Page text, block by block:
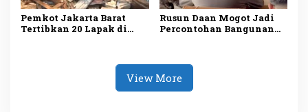
Pemkot Jakarta Barat
Tertibkan 20 Lapak di
Jadi Sarana Olahraga
Rusun Daan Mogot Jadi
Percontohan Bangunan
Implementasi Sertifikasi
EDGE
View More